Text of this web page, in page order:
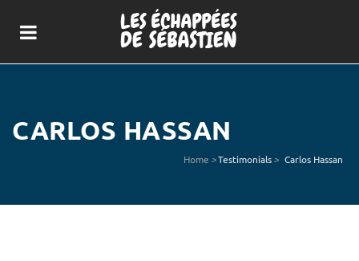
CARLOS HASSAN
Home >Testimonials> Carlos Hassan